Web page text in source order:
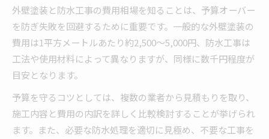
外壁塗装と防水工事の費用相場を知ることは、予算オーバー
を防ぎ失敗を回避するために重要です。一般的な外壁塗装の
費用は1平方メートルあたり約2,500〜5,000円、防水工事は
工法や使用材料によって異なりますが、同様に数千円程度が
目安となります。
予算を守るコツとしては、複数の業者から見積もりを取り、
施工内容と費用の内訳を詳しく比較検討することが挙げられ
ます。また、必要な防水処理を適切に見極め、不要な工事を